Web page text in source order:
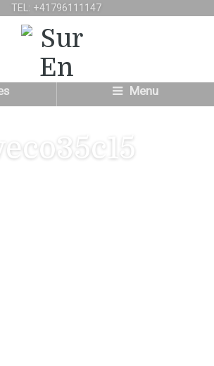
TEL: +41796111147
Menu